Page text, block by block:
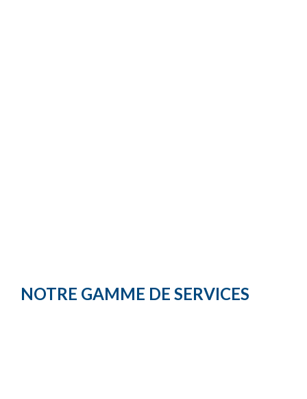
NOTRE GAMME DE SERVICES